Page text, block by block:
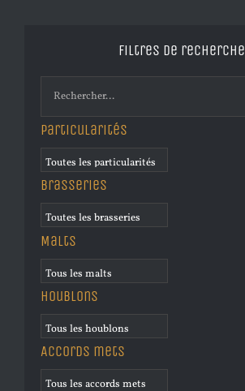
Filtres de recherche
Particularités
Brasseries
Malts
Houblons
Accords mets